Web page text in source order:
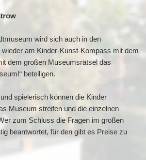
wird sich auch in den
am Kinder-Kunst-Kompass mit dem
dem großen Museumsrätsel das
beteiligen.
spielerisch können die Kinder
Museum streifen und die einzelnen
zum Schluss die Fragen im großen
beantwortet, für den gibt es Preise zu